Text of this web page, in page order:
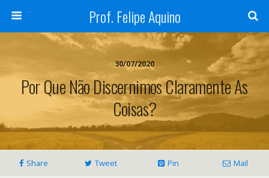
Prof. Felipe Aquino
30/07/2020
Por Que Não Discernimos Claramente As
Coisas?
Share Tweet Pin Mail